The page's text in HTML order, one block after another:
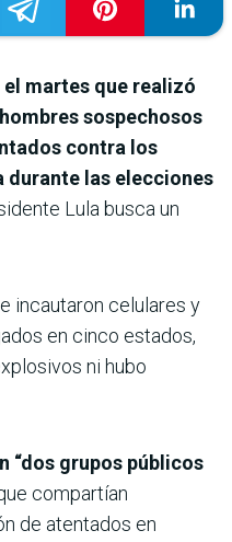
martes que realizó
sospechosos
contra los
durante las elecciones
Lula busca un
incautaron celulares y
en cinco estados,
ni hubo
“dos grupos públicos
compartían
de atentados en